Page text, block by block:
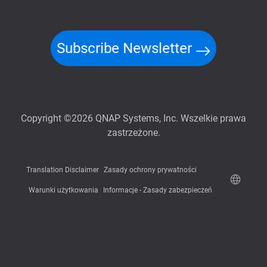
Subscribe Newsletter
Copyright ©2026 QNAP Systems, Inc. Wszelkie prawa
zastrzeżone.
Translation Disclaimer Zasady ochrony prywatności
Warunki użytkowania Informacje - Zasady zabezpieczeń